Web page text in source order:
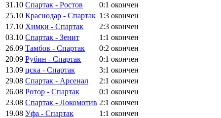
31.10 Спартак - Ростов 0:1 окончен
25.10 Краснодар - Спартак 1:3 окончен
17.10 Химки - Спартак 2:3 окончен
03.10 Спартак - Зенит 1:1 окончен
26.09 Тамбов - Спартак 0:2 окончен
20.09 Рубин - Спартак 0:1 окончен
13.09 цска - Спартак 3:1 окончен
29.08 Спартак - Арсенал 2:1 окончен
26.08 Ротор - Спартак 0:1 окончен
23.08 Спартак - Локомотив 2:1 окончен
19.08 Уфа - Спартак 1:1 окончен